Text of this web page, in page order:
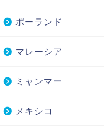
ポーランド
マレーシア
ミャンマー
メキシコ